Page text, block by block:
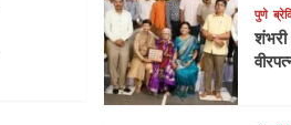
पुणे
शंभरी